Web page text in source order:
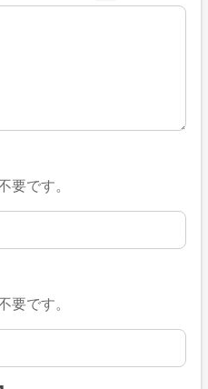
べき点や要望などがござい
です。
です。